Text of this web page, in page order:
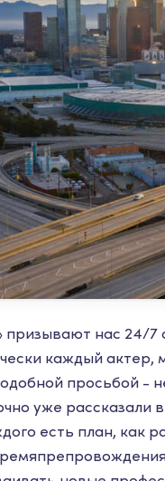
призывают нас 24/7
каждый актер,
просьбой -
уже рассказали
есть план, как